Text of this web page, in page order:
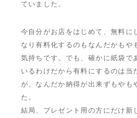
ていました。
今自分がお店をはじめて、無料に
なり有料化するのもなんだかもや
気持ちです。でも、確かに紙袋で
いるわけだから有料にするのは当
が、なんだか納得が出来ずもやも
た。
結局、プレゼント用の方にだけ新